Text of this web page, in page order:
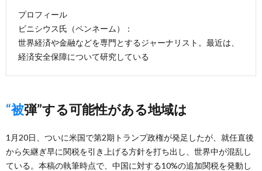
プロフィール
ビニシウス氏（ペンネーム）：
世界経済や金融などを専門とするジャーナリスト。最近は、
経済安全保障について研究している
“被弾”する可能性がある地域は
1月20日、ついに米国で第2期トランプ政権が発足したが、就任直後
から矢継ぎ早に関税を引き上げる方針を打ち出し、世界中が混乱し
ている。本稿の執筆時点で、中国に対する10%の追加関税を発動し